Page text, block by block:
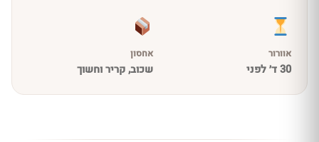
אוורור
30 ד׳ לפני
אחסון
שכוב, קריר וחשוך